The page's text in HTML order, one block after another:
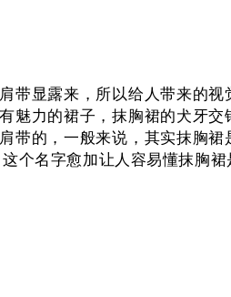
显露来，所以给人带来的视
力的裙子，抹胸裙的犬牙
的，一般来说，其实抹胸
个名字愈加让人容易懂抹胸